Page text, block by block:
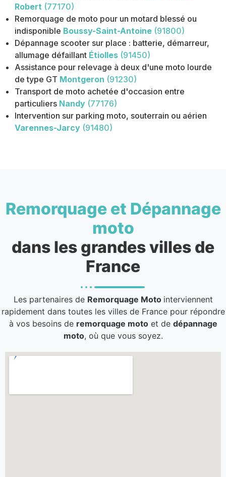
Robert (77170)
Remorquage de moto pour un motard blessé ou
indisponible Boussy-Saint-Antoine (91800)
Dépannage scooter sur place : batterie, démarreur,
allumage défaillant Étiolles (91450)
Assistance pour relevage à deux d'une moto lourde
de type GT Montgeron (91230)
Transport de moto achetée d'occasion entre
particuliers Nandy (77176)
Intervention sur parking moto, souterrain ou aérien
Varennes-Jarcy (91480)
Remorquage et Dépannage
moto
dans les grandes villes de
France
Les partenaires de Remorquage Moto interviennent
rapidement dans toutes les villes de France pour répondre
à vos besoins de remorquage motoet de dépannage
moto, où que vous soyez.